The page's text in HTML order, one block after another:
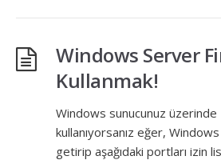
Windows Server
Kullanmak!
Windows sunucunuz
kullanıyorsanız eğer,
getirip aşağıdaki portları izin